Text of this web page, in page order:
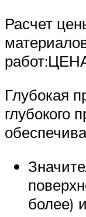
Расчет
Глубокая
глубокого
более)